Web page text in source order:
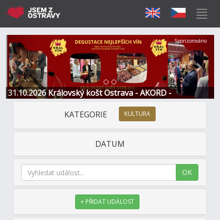
31.10.2026 Královský košt Ostrava - AKORD -
Restaurace a Hotel
Předchozí Další
Sponzorováno
KATEGORIE KULTURA
DATUM
OK
+ PŘIDAT UDÁLOST